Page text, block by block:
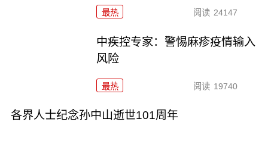
最热 阅读 24147
中疾控专家：警惕麻疹疫情输入
风险
最热 阅读 19740
各界人士纪念孙中山逝世101周年